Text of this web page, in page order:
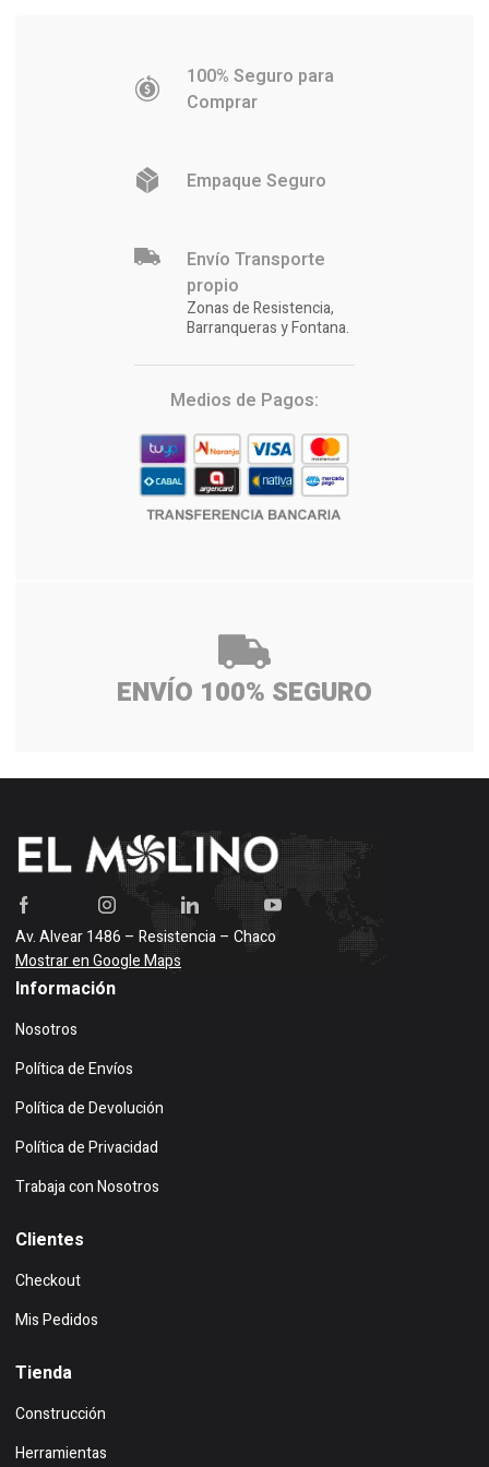
100% Seguro para
Comprar
Empaque Seguro
Envío Transporte
propio
Zonas de Resistencia,
Barranqueras y Fontana.
Medios de Pagos:
ENVÍO 100% SEGURO
Av. Alvear 1486 – Resistencia – Chaco
Mostrar en Google Maps
Información
Nosotros
Política de Envíos
Política de Devolución
Política de Privacidad
Trabaja con Nosotros
Clientes
Checkout
Mis Pedidos
Tienda
Construcción
Herramientas